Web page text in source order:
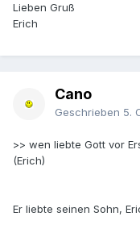
Lieben Gruß
Erich
Cano
Geschrieben 5.
>> wen liebte Gott vor
(Erich)
Er liebte seinen Sohn,